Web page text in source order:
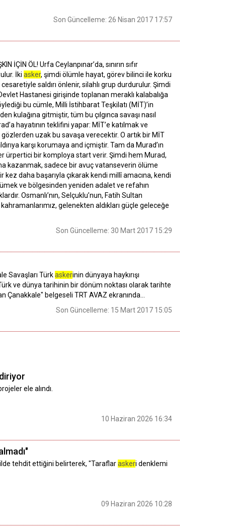
Son Güncelleme: 26 Nisan 2017 17:57
İÇİN ÖL! Urfa Ceylanpınar’da, sınırın sıfır
İki asker, şimdi ölümle hayat, görev bilinci ile korku
saldırı önlenir, silahlı grup durdurulur. Şimdi
Hastanesi girişinde toplanan meraklı kalabalığa
bu cümle, Milli İstihbarat Teşkilatı (MİT)’in
kulağına gitmiştir, tüm bu çılgınca savaşı nasıl
hayatının teklifini yapar: MİT’e katılmak ve
gözlerden uzak bu savaşa verecektir. O artık bir MİT
karşı korumaya and içmiştir. Tam da Murad’ın
ürpertici bir komploya start verir. Şimdi hem Murad,
kazanmak, sadece bir avuç vatanseverin ölüme
daha başarıyla çıkarak kendi millî amacına, kendi
ve bölgesinden yeniden adalet ve refahın
Osmanlı’nın, Selçuklu’nun, Fatih Sultan
gelenekten aldıkları güçle geleceğe
Son Güncelleme: 30 Mart 2017 15:29
Savaşları Türkaskerinin dünyaya haykırışı
ve dünya tarihinin bir dönüm noktası olarak tarihte
Çanakkale" belgeseli TRT AVAZ ekranında...
Son Güncelleme: 15 Mart 2017 15:05
ele alındı.
10 Haziran 2026 16:34
tehdit ettiğini belirterek, "Taraflaraskeri denklemi
09 Haziran 2026 10:28